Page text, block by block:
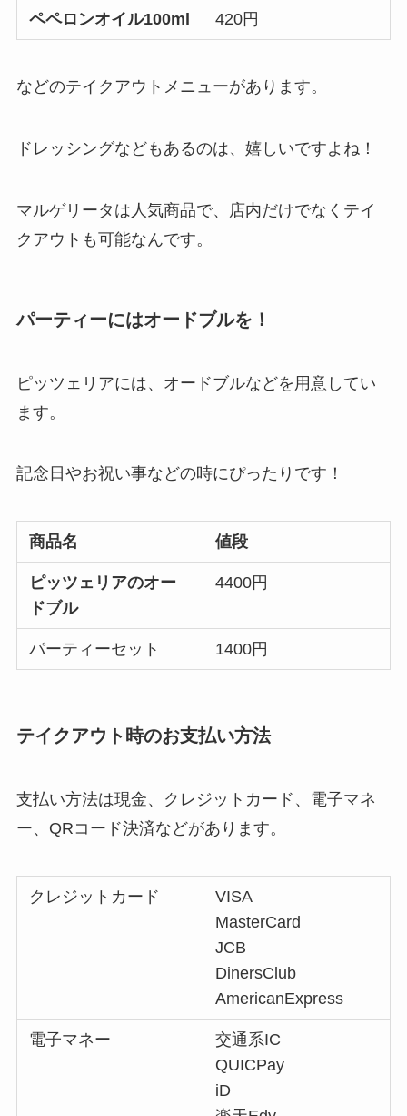
ペペロンオイル100ml 420円
などのテイクアウトメニューがあります。
ドレッシングなどもあるのは、嬉しいですよね！
マルゲリータは人気商品で、店内だけでなくテイ
クアウトも可能なんです。
パーティーにはオードブルを！
ピッツェリアには、オードブルなどを用意してい
ます。
記念日やお祝い事などの時にぴったりです！
商品名 値段
ピッツェリアのオー
ドブル
4400円
パーティーセット 1400円
テイクアウト時のお支払い方法
支払い方法は現金、クレジットカード、電子マネ
ー、QRコード決済などがあります。
クレジットカード
VISA
MasterCard
JCB
DinersClub
AmericanExpress
電子マネー
交通系IC
QUICPay
iD